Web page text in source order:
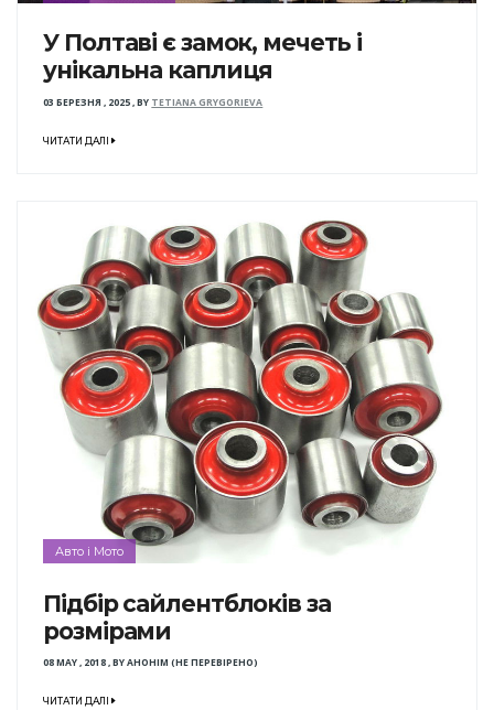
У Полтаві є замок, мечеть і
унікальна каплиця
03 БЕРЕЗНЯ , 2025,BY TETIANA GRYGORIEVA
ЧИТАТИ ДАЛІ
Авто і Мото
Підбір сайлентблоків за
розмірами
08 MAY , 2018,BYАНОНІМ (НЕ ПЕРЕВІРЕНО)
ЧИТАТИ ДАЛІ